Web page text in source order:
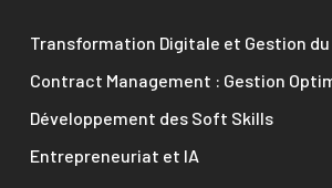
Transformation Digitale et Gestion
Contract Management : Gestion
Développement des Soft Skills
Entrepreneuriat et IA